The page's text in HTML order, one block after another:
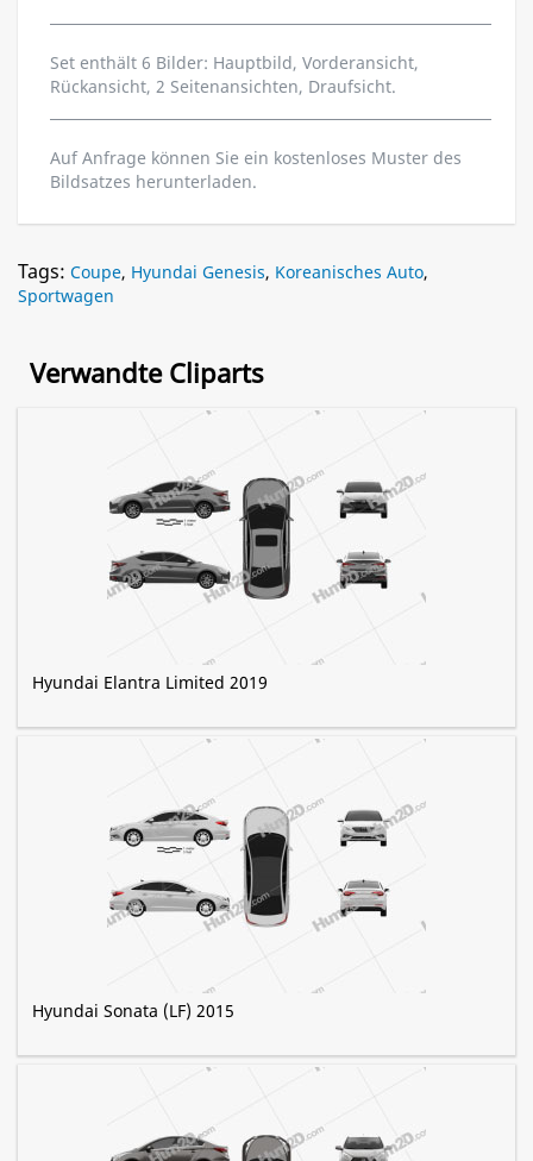
Set enthält 6 Bilder: Hauptbild, Vorderansicht,
Rückansicht, 2 Seitenansichten, Draufsicht.
Auf Anfrage können Sie ein kostenloses Muster des
Bildsatzes herunterladen.
Tags: Coupe, Hyundai Genesis, Koreanisches Auto,
Sportwagen
Verwandte Cliparts
Hyundai Elantra Limited 2019
Hyundai Sonata (LF) 2015